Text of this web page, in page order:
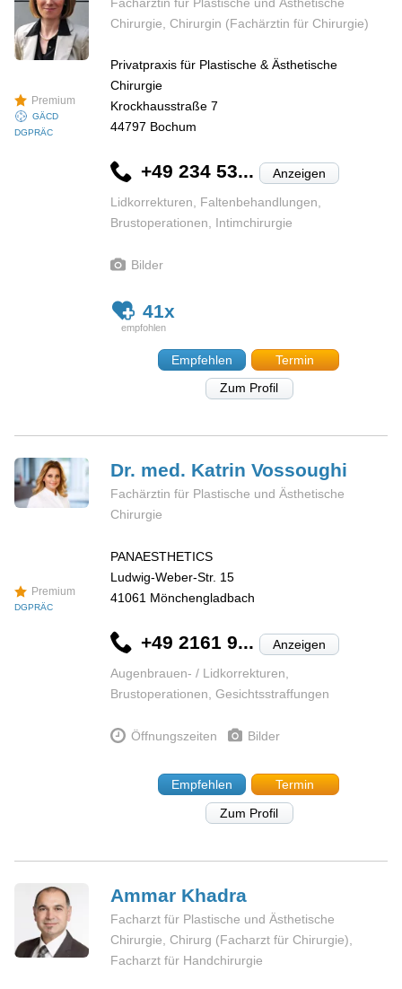
Premium
GÄCD
DGPRÄC
Chirurgie, Chirurgin (Fachärztin für Chirurgie)
Privatpraxis für Plastische & Ästhetische
Chirurgie
Krockhausstraße 7
44797 Bochum
+49 234 53... Anzeigen
Lidkorrekturen, Faltenbehandlungen,
Brustoperationen, Intimchirurgie
Bilder
41x
Empfehlen
Termin
Zum Profil
Premium
DGPRÄC
Dr. med. KatrinVossoughi
Fachärztin für Plastische und Ästhetische
Chirurgie
PANAESTHETICS
Ludwig-Weber-Str. 15
41061 Mönchengladbach
+49 2161 9... Anzeigen
Augenbrauen- / Lidkorrekturen,
Brustoperationen, Gesichtsstraffungen
Öffnungszeiten Bilder
Empfehlen
Termin
Zum Profil
Ammar Khadra
Facharzt für Plastische und Ästhetische
Chirurgie, Chirurg (Facharzt für Chirurgie),
Facharzt für Handchirurgie